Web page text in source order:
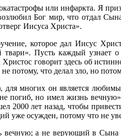
или инфаркта. Я
Бог мир, что отдал
Иисуса Христа».
которое дал Иисус
Пусть каждый узнает о
говорит здесь об
потому, что делал зло, но
для многих он является
погиб, но имел жизнь
2000 лет назад, чтобы
уже осужден, потому что не
а не верующий в Сына